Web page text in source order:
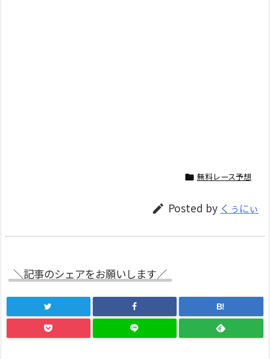
 無料レース予想
 Posted by くぅにぃ
＼記事のシェアをお願いします／
B!